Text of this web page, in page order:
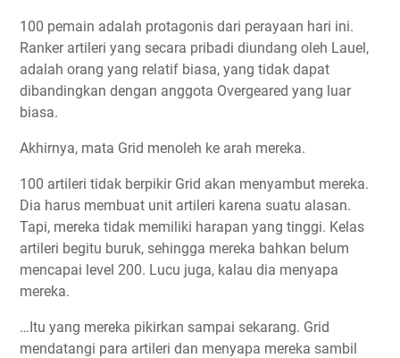
100 pemain adalah protagonis dari perayaan hari ini.
Ranker artileri yang secara pribadi diundang oleh Lauel,
adalah orang yang relatif biasa, yang tidak dapat
dibandingkan dengan anggota Overgeared yang luar
biasa.
Akhirnya, mata Grid menoleh ke arah mereka.
100 artileri tidak berpikir Grid akan menyambut mereka.
Dia harus membuat unit artileri karena suatu alasan.
Tapi, mereka tidak memiliki harapan yang tinggi. Kelas
artileri begitu buruk, sehingga mereka bahkan belum
mencapai level 200. Lucu juga, kalau dia menyapa
mereka.
…Itu yang mereka pikirkan sampai sekarang. Grid
mendatangi para artileri dan menyapa mereka sambil